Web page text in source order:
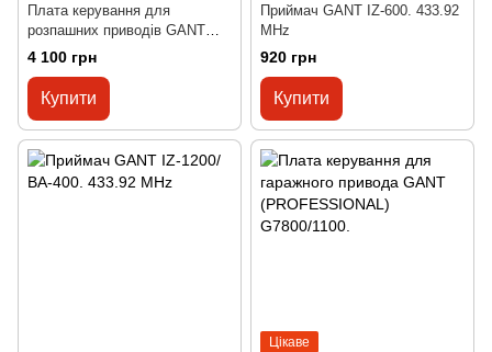
Плата керування для
розпашних приводів GANT
GSW 3000/4000
4 100 грн
Купити
Приймач GANT IZ-600. 433.92
MHz
920 грн
Купити
Цікаве